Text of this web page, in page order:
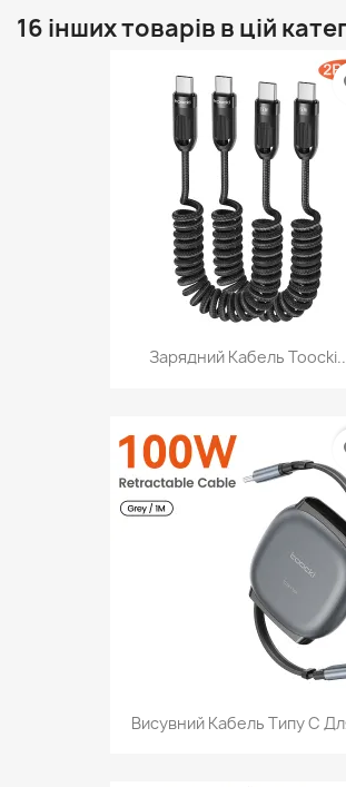
16 інших товарів в цій
Зарядний Кабель
Висувний Кабель Типу C